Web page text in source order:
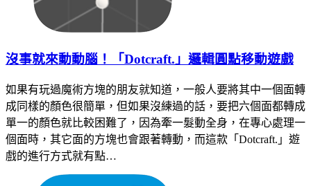
沒事就來動動腦！「Dotcraft.」邏輯圓點移動遊戲
如果有玩過魔術方塊的朋友就知道，一般人要將其中一個面轉
成同樣的顏色很簡單，但如果沒練過的話，要把六個面都轉成
單一的顏色就比較困難了，因為牽一髮動全身，在專心處理一
個面時，其它面的方塊也會跟著轉動，而這款「Dotcraft.」遊
戲的進行方式就有點…